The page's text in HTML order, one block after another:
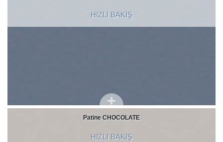
HIZLI BAKIŞ
Patine CHOCOLATE
HIZLI BAKIŞ